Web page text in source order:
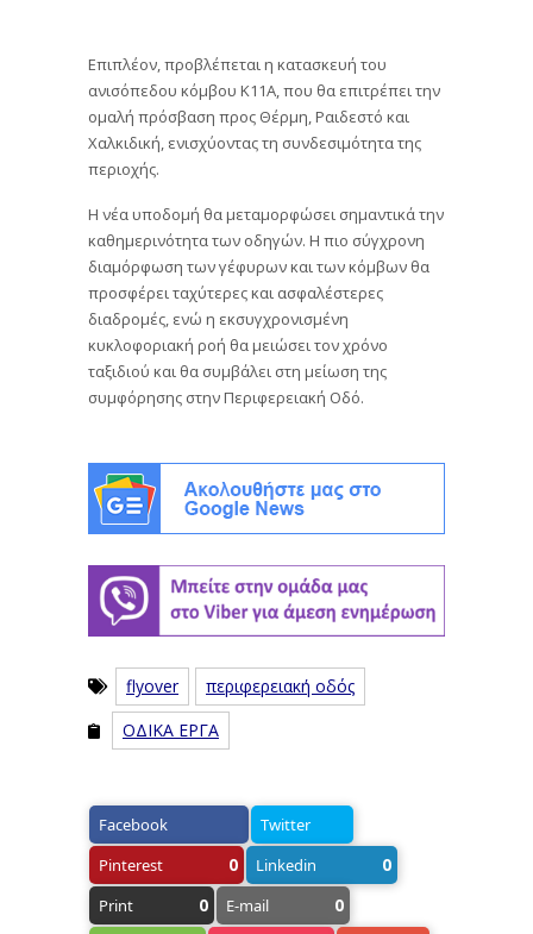
Επιπλέον, προβλέπεται η κατασκευή του
ανισόπεδου κόμβου Κ11Α, που θα επιτρέπει την
ομαλή πρόσβαση προς Θέρμη, Ραιδεστό και
Χαλκιδική, ενισχύοντας τη συνδεσιμότητα της
περιοχής.
Η νέα υποδομή θα μεταμορφώσει σημαντικά την
καθημερινότητα των οδηγών. Η πιο σύγχρονη
διαμόρφωση των γέφυρων και των κόμβων θα
προσφέρει ταχύτερες και ασφαλέστερες
διαδρομές, ενώ η εκσυγχρονισμένη
κυκλοφοριακή ροή θα μειώσει τον χρόνο
ταξιδιού και θα συμβάλει στη μείωση της
συμφόρησης στην Περιφερειακή Οδό.
flyover
περιφερειακή οδός
ΟΔΙΚΑ ΕΡΓΑ
Facebook
Twitter
Pinterest
0 Linkedin 0
Print 0 E-mail 0